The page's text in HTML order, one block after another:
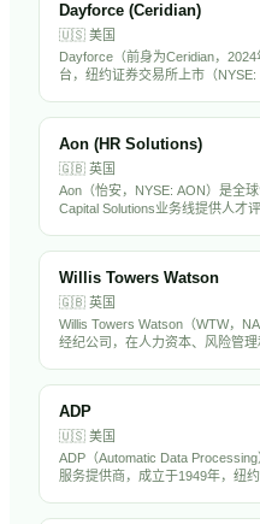
Dayforce (Ceridian)
🇺🇸 美国
Dayforce（前身为Ceridian，
台，纽约证券交易所上市（
Aon (HR Solutions)
🇬🇧 英国
Aon（怡安，NYSE: AON）是全
Capital Solutions业务线提供人才
Willis Towers Watson
🇬🇧 英国
Willis Towers Watson（WTW，
经纪公司，在人力资本、风险管
ADP
🇺🇸 美国
ADP（Automatic Data
服务提供商，成立于1949年，纽